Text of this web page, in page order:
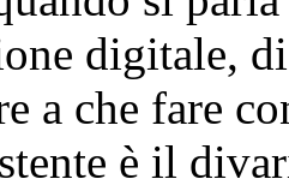
digitale,
a che fare
è il